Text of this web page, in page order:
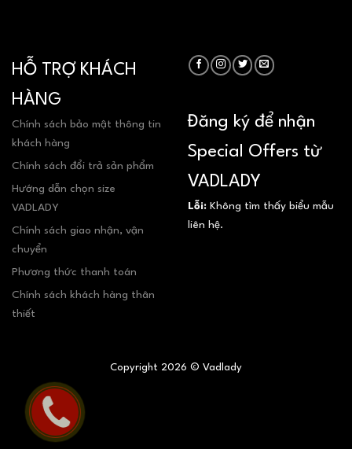
HỖ TRỢ KHÁCH
HÀNG
Chính sách bảo mật thông tin
khách hàng
Chính sách đổi trả sản phẩm
Hướng dẫn chọn size
VADLADY
Chính sách giao nhận, vận
chuyển
Phương thức thanh toán
Chính sách khách hàng thân
thiết
Đăng ký để nhận
Special Offers từ
VADLADY
Lỗi: Không tìm thấy biểu mẫu
liên hệ.
Copyright 2026 © Vadlady